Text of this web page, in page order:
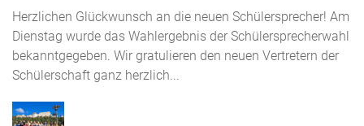
Herzlichen Glückwunsch an die neuen Schülersprecher! Am
Dienstag wurde das Wahlergebnis der Schülersprecherwahl
bekanntgegeben. Wir gratulieren den neuen Vertretern der
Schülerschaft ganz herzlich...